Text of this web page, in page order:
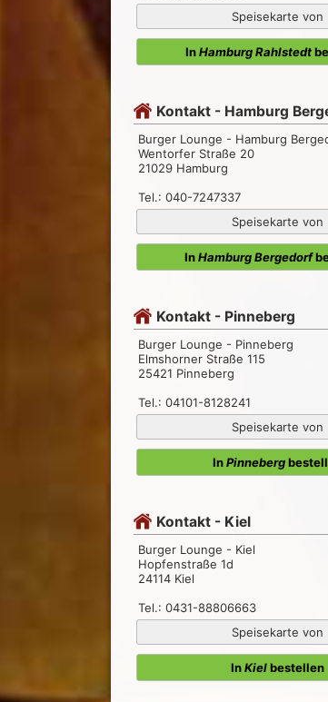
Speisekarte von
InHamburg Rahlstedt
Kontakt - Hamburg
Burger Lounge - Hamburg
Wentorfer Straße 20
21029 Hamburg
Tel.: 040-7247337
Speisekarte von
InHamburg Bergedorf
Kontakt - Pinneberg
Burger Lounge - Pinneberg
Elmshorner Straße 115
25421 Pinneberg
Tel.: 04101-8128241
Speisekarte von
InPinneberg
Kontakt - Kiel
Burger Lounge - Kiel
Hopfenstraße 1d
24114 Kiel
Tel.: 0431-88806663
Speisekarte von
InKielbestellen